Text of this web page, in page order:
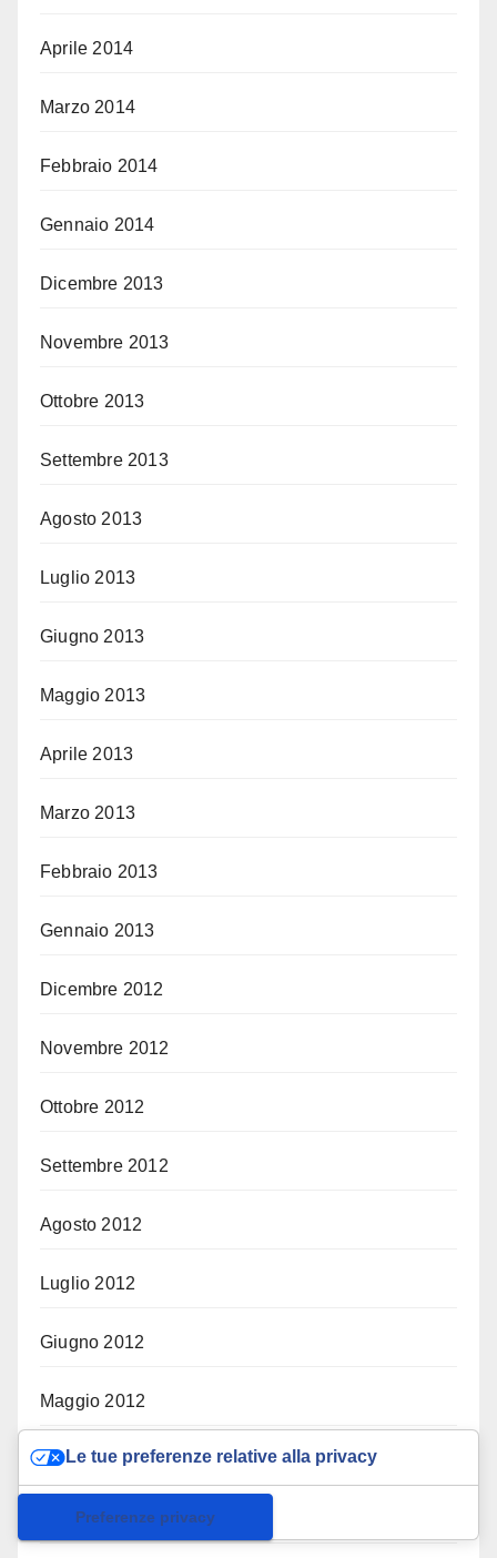
Aprile 2014
Marzo 2014
Febbraio 2014
Gennaio 2014
Dicembre 2013
Novembre 2013
Ottobre 2013
Settembre 2013
Agosto 2013
Luglio 2013
Giugno 2013
Maggio 2013
Aprile 2013
Marzo 2013
Febbraio 2013
Gennaio 2013
Dicembre 2012
Novembre 2012
Ottobre 2012
Settembre 2012
Agosto 2012
Luglio 2012
Giugno 2012
Maggio 2012
Aprile 2012
Marzo 2012
Le tue preferenze relative alla privacy
Informativa sulla raccolta